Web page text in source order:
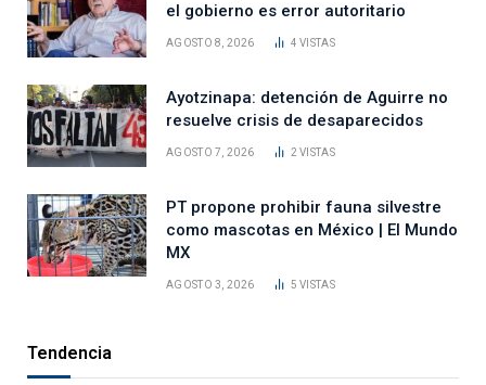
el gobierno es error autoritario
AGOSTO 8, 2026 4VISTAS
Ayotzinapa: detención de Aguirre no
resuelve crisis de desaparecidos
AGOSTO 7, 2026 2VISTAS
PT propone prohibir fauna silvestre
como mascotas en México | El Mundo
MX
AGOSTO 3, 2026 5VISTAS
Tendencia